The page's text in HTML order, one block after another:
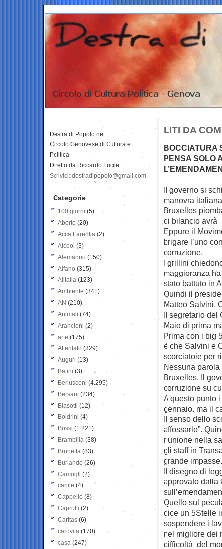
LITI DA
BOCCIATURA
PENSA SOLO
Il governo si
manovra
Bruxelles
di bilancio avrà
Eppure il
brigare l’uno
corruzione.
I grillini
maggioranza
stato battuto in
Quindi il
Matteo Salvini.
Il segretario del
Maio di prima
Prima con i big
è che Salvini e
scorciatoie per
Nessuna
Bruxelles. Il
corruzione su
A questo punto
gennaio, ma il
Il senso dello
affossarlo”.
riunione nella
gli staff in
grande impasse.
Il disegno di
approvato dalla
Quello sul
dice un 5Stelle
sospendere i
nel migliore dei
difficoltà del
Destra di Popolo.net
Circolo Genovese di Cultura e
Politica
Diretto da Riccardo Fucile
Scrivici: destradipopolo@gmail.com
Categorie
100 giorni (5)
Aborto (20)
Acca Larentia (2)
Alcool (3)
Alemanno (150)
Alfano (315)
Alitalia (123)
Ambiente (341)
AN (210)
Animali (74)
Arancioni (2)
arte (175)
Attentato (329)
Auguri (13)
Batini (3)
Berlusconi (4.295)
Bersani (234)
Biasotti (12)
Boldrini (4)
Bossi (1.221)
Brambilla (38)
Brunetta (83)
Burlando (26)
Camogli (2)
canile (4)
Cappello (8)
Caprotti (2)
Caritas (6)
carovita (170)
casa (247)